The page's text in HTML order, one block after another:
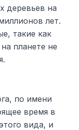
деревьев на
лет.
такие как
планете не
по имени
время в
вида, и